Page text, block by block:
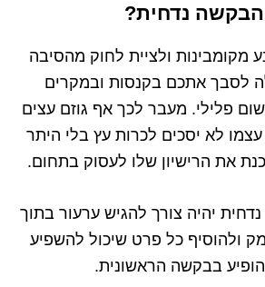
נדחית?
מקומבינות ולציית לחוק מהסיבה
לסבך אתכם בקנסות ובמקרים
פלילי. מעבר לכך אף גוזם עצים
לא יסכים לכרות עץ בלי היתר
את הרישיון שלו לעסוק בתחום.
יהיה צורך להגיש ערעור בתוך
ולהוסיף כל פרט שיכול להשפיע
בבקשה הראשונית.